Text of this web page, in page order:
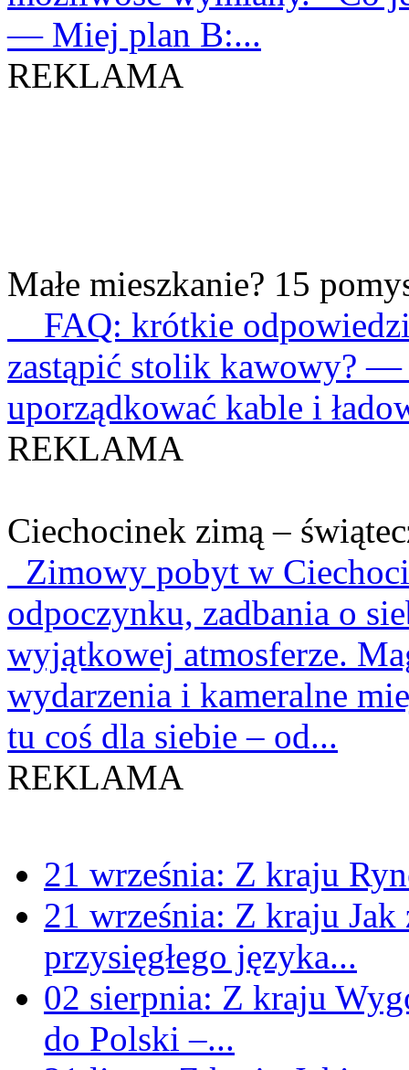
21/08/2019 : Konferencja
Sejmie
Z kraju
10/06/2019: Robią nas w
08/03/2019: Kluczowe dla
do siebie ludzi - o
Londynem na Polsko-
Z kraju
— Miej plan B:...
REKLAMA
Małe mieszkanie? 15
FAQ: krótkie
zastąpić stolik kawowy?
uporządkować kable i
REKLAMA
Ciechocinek zimą –
Zimowy pobyt w
odpoczynku, zadbania o
wyjątkowej atmosferze.
wydarzenia i kameralne
tu coś dla siebie – od...
REKLAMA
21 września: Z kraju
21 września: Z kraju Jak
przysięgłego języka...
02 sierpnia: Z kraju
do Polski –...